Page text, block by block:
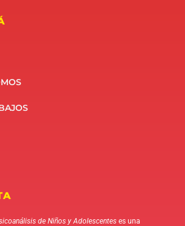
de Niños y Adolescenteses una